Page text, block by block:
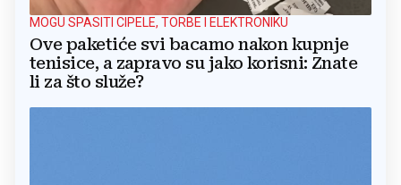
MOGU SPASITI CIPELE, TORBE I ELEKTRONIKU
Ove paketiće svi bacamo nakon kupnje
tenisice, a zapravo su jako korisni: Znate
li za što služe?